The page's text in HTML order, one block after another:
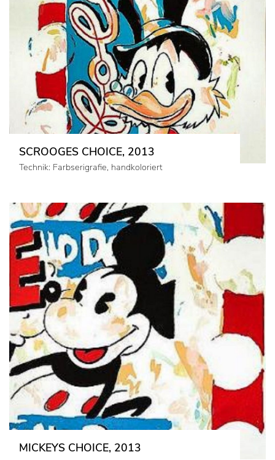
SCROOGES CHOICE, 2013
Technik: Farbserigrafie, handkoloriert
MICKEYS CHOICE, 2013